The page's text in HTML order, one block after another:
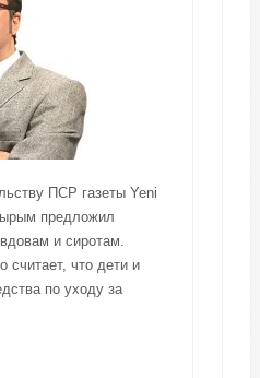
ПСР газеты Yeni
предложил
и сиротам.
считает, что дети и
по уходу за